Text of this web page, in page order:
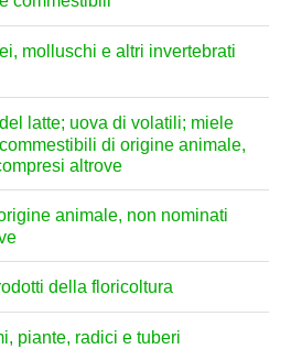
molluschi e altri invertebrati
latte; uova di volatili; miele
di origine animale,
altrove
animale, non nominati
della floricoltura
piante, radici e tuberi